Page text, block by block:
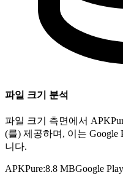
파일 크기 분석
파일 크기 측면에서
(를) 제공하며, 이는 Google
니다.
APKPure:8.8 MBGoogle Play